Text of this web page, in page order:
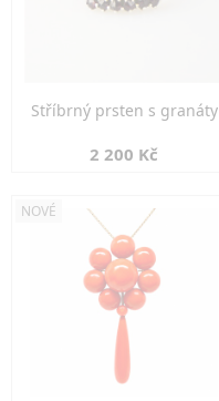
Stříbrný prsten s granáty
2 200 Kč
NOVÉ